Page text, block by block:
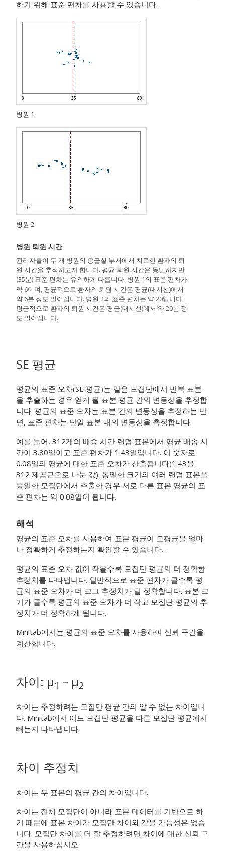
하기 위해 표준 편차를 사용할 수 있습니다.
병원 1
병원 2
병원 퇴원 시간
관리자들이 두 개 병원의 응급실 부서에서 치료한 환자의 퇴
원 시간을 추적하고자 합니다. 평균 퇴원 시간은 동일하지만
(35분) 표준 편차는 유의하게 다릅니다. 병원 1의 표준 편차가
약 6이며, 평균적으로 환자의 퇴원 시간은 평균(대시선)에서
약 6분 정도 멀어집니다. 병원 2의 표준 편차는 약 20입니다.
평균적으로 환자의 퇴원 시간은 평균(대시선)에서 약 20분 정
도 멀어집니다.
SE 평균
평균의 표준 오차(SE 평균)는 같은 모집단에서 반복 표본
을 추출하는 경우 얻게 될 표본 평균 간의 변동성을 추정합
니다. 평균의 표준 오차는 표본 간의 변동성을 추정하는 반
면, 표준 편차는 단일 표본 내의 변동성을 측정합니다.
예를 들어, 312개의 배송 시간 랜덤 표본에서 평균 배송 시
간이 3.80일이고 표준 편차가 1.43일입니다. 이 숫자로
0.08일의 평균에 대한 표준 오차가 산출됩니다(1.43을
312 제곱근으로 나눈 값). 동일한 크기의 여러 랜덤 표본을
동일한 모집단에서 추출한 경우 서로 다른 표본 평균의 표
준 편차는 약 0.08일이 됩니다.
해석
평균의 표준 오차를 사용하여 표본 평균이 모평균을 얼마
나 정확하게 추정하는지 확인할 수 있습니다. .
평균의 표준 오차 값이 작을수록 모집단 평균의 더 정확한
추정치를 나타냅니다. 일반적으로 표준 편차가 클수록 평
균의 표준 오차가 더 크고 추정치가 덜 정확합니다. 표본 크
기가 클수록 평균의 표준 오차가 더 작고 모집단 평균의 추
정치가 더 정확하게 됩니다.
Minitab에서는 평균의 표준 오차를 사용하여 신뢰 구간을
계산합니다.
차이: μ1 – μ2
차이는 추정하려는 모집단 평균 간의 알 수 없는 차이입니
다. Minitab에서 어느 모집단 평균을 다른 모집단 평균에서
빼는지 나타냅니다.
차이 추정치
차이는 두 표본의 평균 간의 차이입니다.
차이는 전체 모집단이 아니라 표본 데이터를 기반으로 하
기 때문에 표본 차이가 모집단 차이와 같을 가능성은 없습
니다. 모집단 차이를 더 잘 추정하려면 차이에 대한 신뢰 구
간을 사용하십시오.